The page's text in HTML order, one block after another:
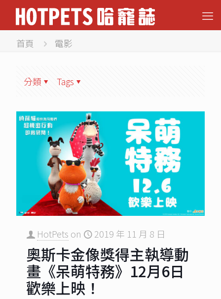
首頁 電影
分類 Tags
HotPets on 2019 年 11 月 8 日
奧斯卡金像獎得主執導動
畫《呆萌特務》12月6日
歡樂上映！